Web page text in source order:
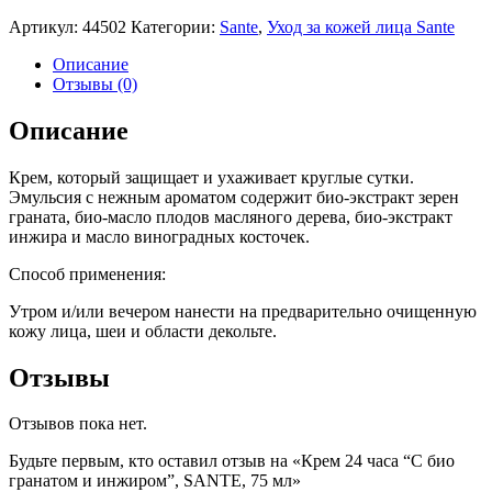
Артикул: 44502 Категории: Sante, Уход за кожей лица Sante
Описание
Отзывы (0)
Описание
Крем, который защищает и ухаживает круглые сутки.
Эмульсия с нежным ароматом содержит био-экстракт зерен
граната, био-масло плодов масляного дерева, био-экстракт
инжира и масло виноградных косточек.
Способ применения:
Утром и/или вечером нанести на предварительно очищенную
кожу лица, шеи и области декольте.
Отзывы
Отзывов пока нет.
Будьте первым, кто оставил отзыв на «Крем 24 часа “С био
гранатом и инжиром”, SANTE, 75 мл»